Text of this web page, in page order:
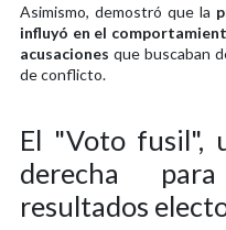
Asimismo, demostró que la
influyó en el
acusaciones que buscaban
de conflicto.
El "Voto fusil",
derecha
resultados